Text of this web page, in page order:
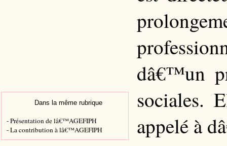
dâ€™un
sociales.
appelé à
Dans la même rubrique
- Présentation de lâ€™AGEFIPH
- La contribution à lâ€™AGEFIPH